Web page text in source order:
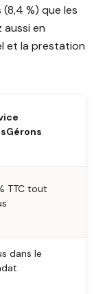
%) que les
aussi en
et la prestation
TTC tout
dans le